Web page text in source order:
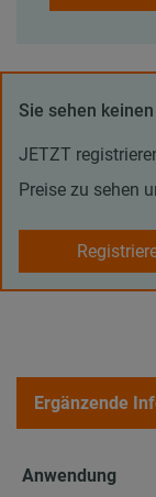
Sie sehen
JETZT
Preise zu sehen
Ergänzende
Anwendung